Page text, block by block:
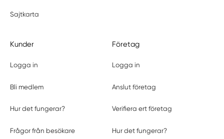
Sajtkarta
Kunder
Logga in
Bli medlem
Hur det fungerar?
Frågor från besökare
Företag
Logga in
Anslut företag
Verifiera ert företag
Hur det fungerar?